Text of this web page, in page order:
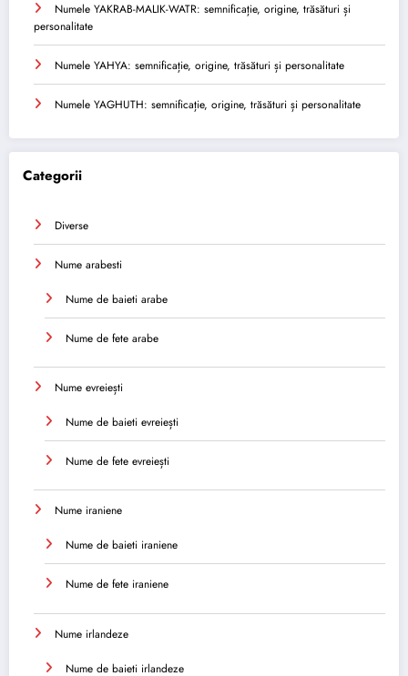
Numele YAKRAB-MALIK-WATR: semnificație, origine, trăsături și
personalitate
Numele YAHYA: semnificație, origine, trăsături și personalitate
Numele YAGHUTH: semnificație, origine, trăsături și personalitate
Categorii
Diverse
Nume arabesti
Nume de baieti arabe
Nume de fete arabe
Nume evreiești
Nume de baieti evreiești
Nume de fete evreiești
Nume iraniene
Nume de baieti iraniene
Nume de fete iraniene
Nume irlandeze
Nume de baieti irlandeze